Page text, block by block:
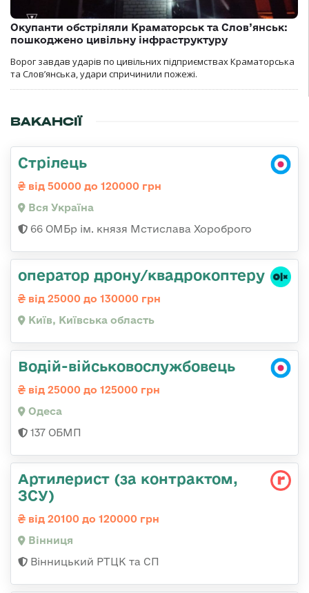
Окупанти обстріляли Краматорськ та Слов’янськ:
пошкоджено цивільну інфраструктуру
Ворог завдав ударів по цивільних підприємствах Краматорська
та Слов’янська, удари спричинили пожежі.
ВАКАНСІЇ
Стрілець
від 50000 до 120000 грн
Вся Україна
66 ОМБр ім. князя Мстислава Хороброго
оператор дрону/квадрокоптеру
від 25000 до 130000 грн
Київ, Київська область
Водій-військовослужбовець
від 25000 до 125000 грн
Одеса
137 ОБМП
Артилерист (за контрактом,
ЗСУ)
від 20100 до 120000 грн
Вінниця
Вінницький РТЦК та СП